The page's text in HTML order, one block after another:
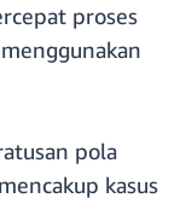
proses
pola
kasus